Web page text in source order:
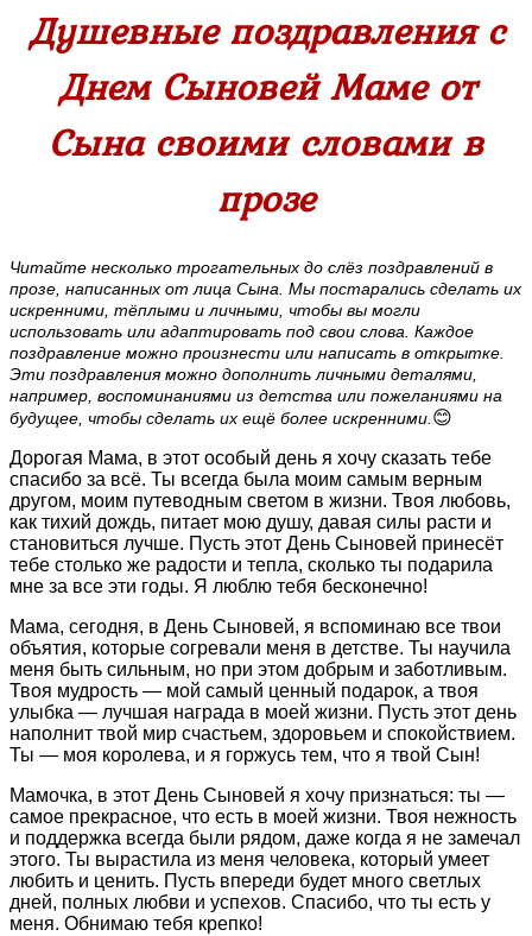
Душевные поздравления с
Днем Сыновей Маме от
Сына своими словами в
прозе
Читайте несколько трогательных до слёз поздравлений в
прозе, написанных от лица Сына. Мы постарались сделать их
искренними, тёплыми и личными, чтобы вы могли
использовать или адаптировать под свои слова. Каждое
поздравление можно произнести или написать в открытке.
Эти поздравления можно дополнить личными деталями,
например, воспоминаниями из детства или пожеланиями на
будущее, чтобы сделать их ещё более искренними.😊
Дорогая Мама, в этот особый день я хочу сказать тебе
спасибо за всё. Ты всегда была моим самым верным
другом, моим путеводным светом в жизни. Твоя любовь,
как тихий дождь, питает мою душу, давая силы расти и
становиться лучше. Пусть этот День Сыновей принесёт
тебе столько же радости и тепла, сколько ты подарила
мне за все эти годы. Я люблю тебя бесконечно!
Мама, сегодня, в День Сыновей, я вспоминаю все твои
объятия, которые согревали меня в детстве. Ты научила
меня быть сильным, но при этом добрым и заботливым.
Твоя мудрость — мой самый ценный подарок, а твоя
улыбка — лучшая награда в моей жизни. Пусть этот день
наполнит твой мир счастьем, здоровьем и спокойствием.
Ты — моя королева, и я горжусь тем, что я твой Сын!
Мамочка, в этот День Сыновей я хочу признаться: ты —
самое прекрасное, что есть в моей жизни. Твоя нежность
и поддержка всегда были рядом, даже когда я не замечал
этого. Ты вырастила из меня человека, который умеет
любить и ценить. Пусть впереди будет много светлых
дней, полных любви и успехов. Спасибо, что ты есть у
меня. Обнимаю тебя крепко!